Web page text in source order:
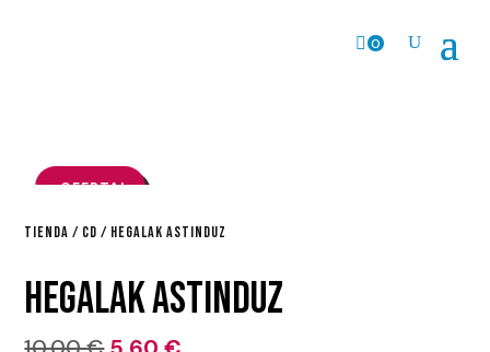
0
¡OFERTA!
TIENDA / CD / HEGALAK ASTINDUZ
HEGALAK ASTINDUZ